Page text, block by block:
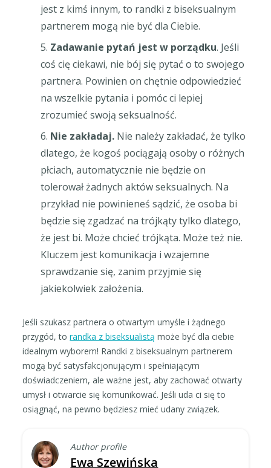
jest z kimś innym, to randki z biseksualnym
partnerem mogą nie być dla Ciebie.
Zadawanie pytań jest w porządku. Jeśli
coś cię ciekawi, nie bój się pytać o to swojego
partnera. Powinien on chętnie odpowiedzieć
na wszelkie pytania i pomóc ci lepiej
zrozumieć swoją seksualność.
Nie zakładaj. Nie należy zakładać, że tylko
dlatego, że kogoś pociągają osoby o różnych
płciach, automatycznie nie będzie on
tolerował żadnych aktów seksualnych. Na
przykład nie powinieneś sądzić, że osoba bi
będzie się zgadzać na trójkąty tylko dlatego,
że jest bi. Może chcieć trójkąta. Może też nie.
Kluczem jest komunikacja i wzajemne
sprawdzanie się, zanim przyjmie się
jakiekolwiek założenia.
Jeśli szukasz partnera o otwartym umyśle i żądnego
przygód, torandka z biseksualistą może być dla ciebie
idealnym wyborem! Randki z biseksualnym partnerem
mogą być satysfakcjonującym i spełniającym
doświadczeniem, ale ważne jest, aby zachować otwarty
umysł i otwarcie się komunikować. Jeśli uda ci się to
osiągnąć, na pewno będziesz mieć udany związek.
Author profile
Ewa Szewińska